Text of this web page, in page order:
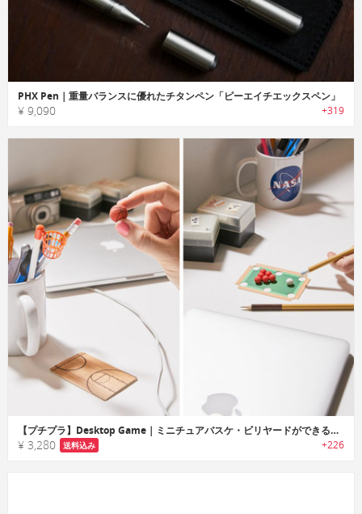
PHX Pen｜重量バランスに優れたチタンペン「ピーエイチエックスペン」
¥ 9,090 +319
【プチプラ】Desktop Game｜ミニチュアバスケ・ビリヤードができるスポーツファンに最適なステーショナリー
¥ 3,280 送料込み +226